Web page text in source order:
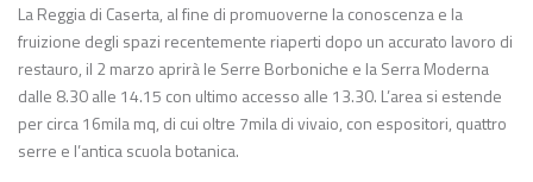
La Reggia di Caserta, al fine di promuoverne la conoscenza e la
fruizione degli spazi recentemente riaperti dopo un accurato lavoro di
restauro, il 2 marzo aprirà le Serre Borboniche e la Serra Moderna
dalle 8.30 alle 14.15 con ultimo accesso alle 13.30. L’area si estende
per circa 16mila mq, di cui oltre 7mila di vivaio, con espositori, quattro
serre e l’antica scuola botanica.